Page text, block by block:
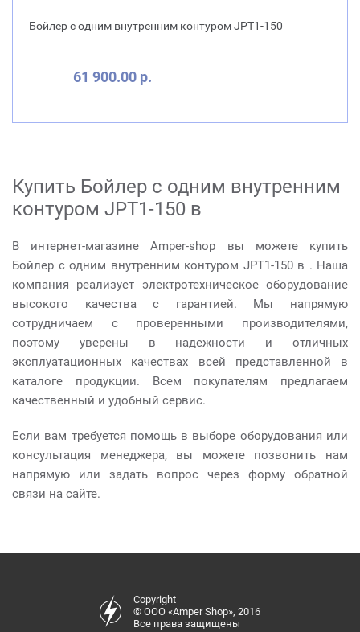
Бойлер с одним внутренним контуром JPT1-150
61 900.00 р.
Купить Бойлер с одним внутренним
контуром JPT1-150 в
В интернет-магазине Amper-shop вы можете купить
Бойлер с одним внутренним контуром JPT1-150 в . Наша
компания реализует электротехническое оборудование
высокого качества с гарантией. Мы напрямую
сотрудничаем с проверенными производителями,
поэтому уверены в надежности и отличных
эксплуатационных качествах всей представленной в
каталоге продукции. Всем покупателям предлагаем
качественный и удобный сервис.
Если вам требуется помощь в выборе оборудования или
консультация менеджера, вы можете позвонить нам
напрямую или задать вопрос через форму обратной
связи на сайте.
Copyright
© ООО «Amper Shop», 2016
Все права защищены